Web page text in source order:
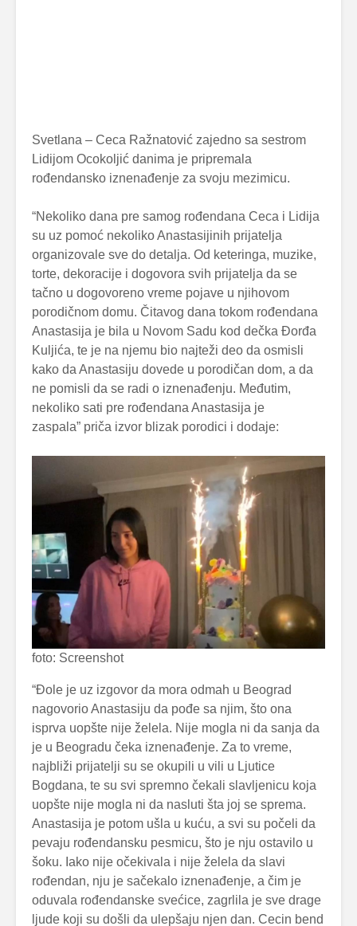
Svetlana – Ceca Ražnatović zajedno sa sestrom
Lidijom Ocokoljić danima je pripremala
rođendansko iznenađenje za svoju mezimicu.
“Nekoliko dana pre samog rođendana Ceca i Lidija
su uz pomoć nekoliko Anastasijinih prijatelja
organizovale sve do detalja. Od keteringa, muzike,
torte, dekoracije i dogovora svih prijatelja da se
tačno u dogovoreno vreme pojave u njihovom
porodičnom domu. Čitavog dana tokom rođendana
Anastasija je bila u Novom Sadu kod dečka Đorđa
Kuljića, te je na njemu bio najteži deo da osmisli
kako da Anastasiju dovede u porodičan dom, a da
ne pomisli da se radi o iznenađenju. Međutim,
nekoliko sati pre rođendana Anastasija je
zaspala” priča izvor blizak porodici i dodaje:
foto: Screenshot
“Đole je uz izgovor da mora odmah u Beograd
nagovorio Anastasiju da pođe sa njim, što ona
isprva uopšte nije želela. Nije mogla ni da sanja da
je u Beogradu čeka iznenađenje. Za to vreme,
najbliži prijatelji su se okupili u vili u Ljutice
Bogdana, te su svi spremno čekali slavljenicu koja
uopšte nije mogla ni da nasluti šta joj se sprema.
Anastasija je potom ušla u kuću, a svi su počeli da
pevaju rođendansku pesmicu, što je nju ostavilo u
šoku. Iako nije očekivala i nije želela da slavi
rođendan, nju je sačekalo iznenađenje, a čim je
oduvala rođendanske svećice, zagrlila je sve drage
ljude koji su došli da ulepšaju njen dan. Cecin bend